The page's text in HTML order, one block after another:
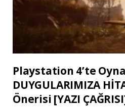
Playstation 4’te
DUYGULARIMIZA
Önerisi [YAZI